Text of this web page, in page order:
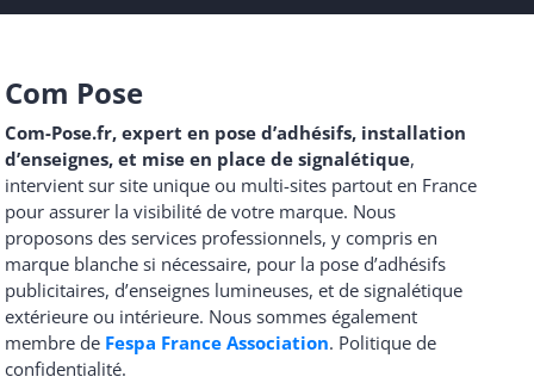
Com Pose
Com-Pose.fr, expert en pose d’adhésifs, installation
d’enseignes, et mise en place de signalétique,
intervient sur site unique ou multi-sites partout en France
pour assurer la visibilité de votre marque. Nous
proposons des services professionnels, y compris en
marque blanche si nécessaire, pour la pose d’adhésifs
publicitaires, d’enseignes lumineuses, et de signalétique
extérieure ou intérieure. Nous sommes également
membre de Fespa France Association. Politique de
confidentialité.